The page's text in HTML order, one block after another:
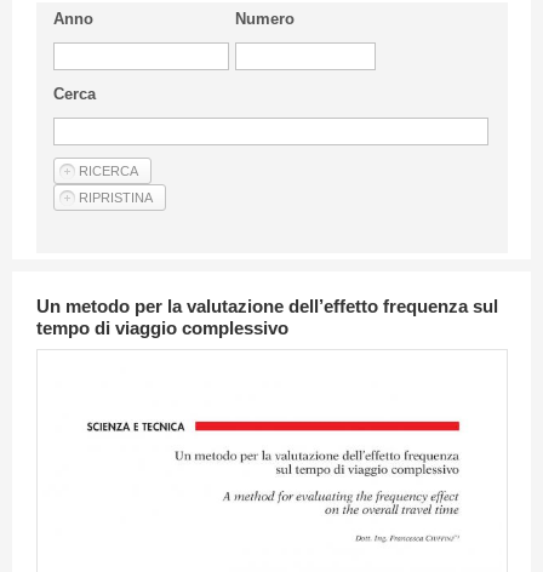
Linee Guida
Privacy Policy
Articoli
Anno Numero
Cerca
Un metodo per la valutazione dell’effetto frequenza sul
tempo di viaggio complessivo